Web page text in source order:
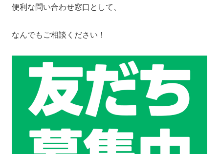
便利な問い合わせ窓口として、
なんでもご相談ください！